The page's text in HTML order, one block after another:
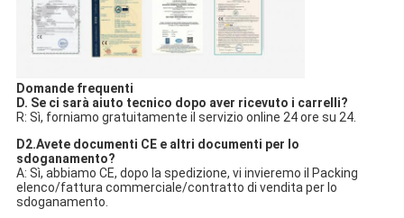
Domande frequenti
D. Se ci sarà aiuto tecnico dopo aver ricevuto i carrelli?
R: Sì, forniamo gratuitamente il servizio online 24 ore su 24.
D2.Avete documenti CE e altri documenti per lo
sdoganamento?
A: Sì, abbiamo CE, dopo la spedizione, vi invieremo il Packing
elenco/fattura commerciale/contratto di vendita per lo
sdoganamento.